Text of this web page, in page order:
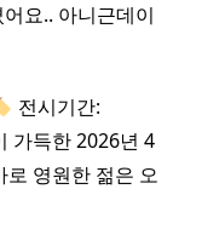
요.. 아니근데이
전시기간:
가득한 2026년 4
영원한 젊은 오